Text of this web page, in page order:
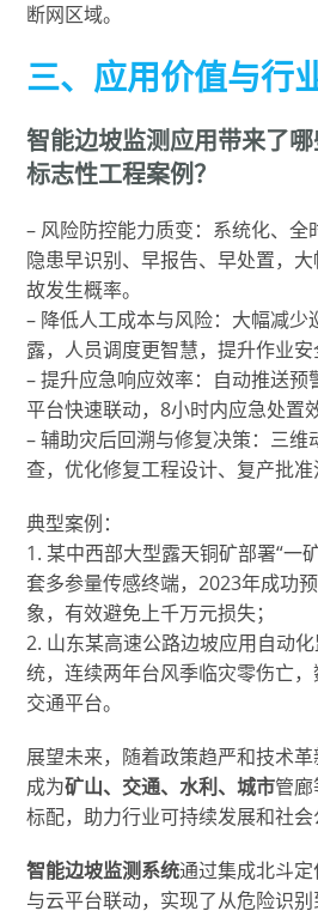
断网区域。
三、应用价值与行
智能边坡监测应用带来了
标志性工程案例？
– 风险防控能力质变：系统化、
隐患早识别、早报告、早处置，
故发生概率。
– 降低人工成本与风险：大幅减少
露，人员调度更智慧，提升作业安
– 提升应急响应效率：自动推送
平台快速联动，8小时内应急处置
– 辅助灾后回溯与修复决策：三维
查，优化修复工程设计、复产批准
典型案例：
1. 某中西部大型露天铜矿部署“一
套多参量传感终端，2023年成功
象，有效避免上千万元损失；
2. 山东某高速公路边坡应用自动
统，连续两年台风季临灾零伤亡
交通平台。
展望未来，随着政策趋严和技术
成为矿山、交通、水利、城市管
标配，助力行业可持续发展和社会
智能边坡监测系统通过集成北斗
与云平台联动，实现了从危险识